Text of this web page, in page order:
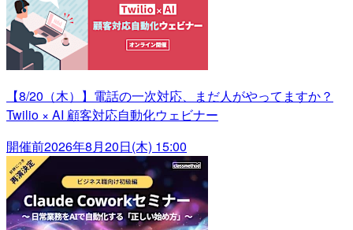
【8/20（木）】電話の一次対応、まだ人がやってますか？
Twilio × AI 顧客対応自動化ウェビナー
開催前2026年8月20日(木) 15:00